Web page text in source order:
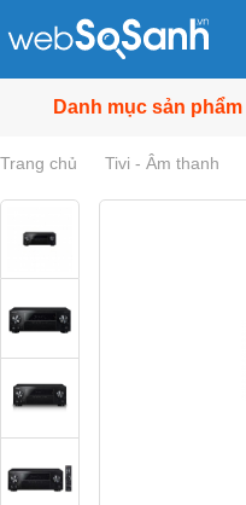
Danh mục sản phẩm
Trang chủ Tivi - Âm thanh